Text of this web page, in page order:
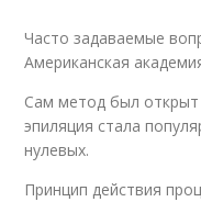
Часто задаваемые
Американская
Сам метод был открыт
эпиляция стала
нулевых.
Принцип действия